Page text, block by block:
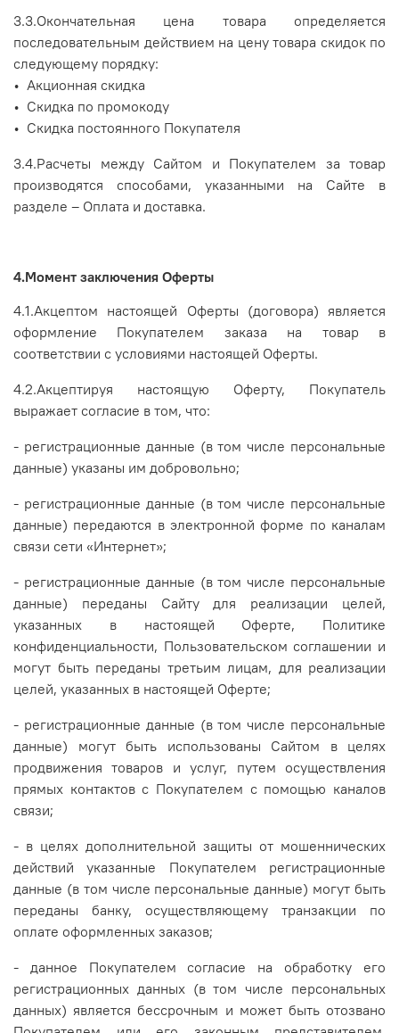
3.3.Окончательная цена товара определяется
последовательным действием на цену товара скидок по
следующему порядку:
• Акционная скидка
• Скидка по промокоду
• Скидка постоянного Покупателя
3.4.Расчеты между Сайтом и Покупателем за товар
производятся способами, указанными на Сайте в
разделе – ­­­­­­­­­­­­­­­­­­Оплата и доставка.
4.Момент заключения Оферты
4.1.Акцептом настоящей Оферты (договора) является
оформление Покупателем заказа на товар в
соответствии с условиями настоящей Оферты.
4.2.Акцептируя настоящую Оферту, Покупатель
выражает согласие в том, что:
- регистрационные данные (в том числе персональные
данные) указаны им добровольно;
- регистрационные данные (в том числе персональные
данные) передаются в электронной форме по каналам
связи сети «Интернет»;
- регистрационные данные (в том числе персональные
данные) переданы Сайту для реализации целей,
указанных в настоящей Оферте, Политике
конфиденциальности, Пользовательском соглашении и
могут быть переданы третьим лицам, для реализации
целей, указанных в настоящей Оферте;
- регистрационные данные (в том числе персональные
данные) могут быть использованы Сайтом в целях
продвижения товаров и услуг, путем осуществления
прямых контактов с Покупателем с помощью каналов
связи;
- в целях дополнительной защиты от мошеннических
действий указанные Покупателем регистрационные
данные (в том числе персональные данные) могут быть
переданы банку, осуществляющему транзакции по
оплате оформленных заказов;
- данное Покупателем согласие на обработку его
регистрационных данных (в том числе персональных
данных) является бессрочным и может быть отозвано